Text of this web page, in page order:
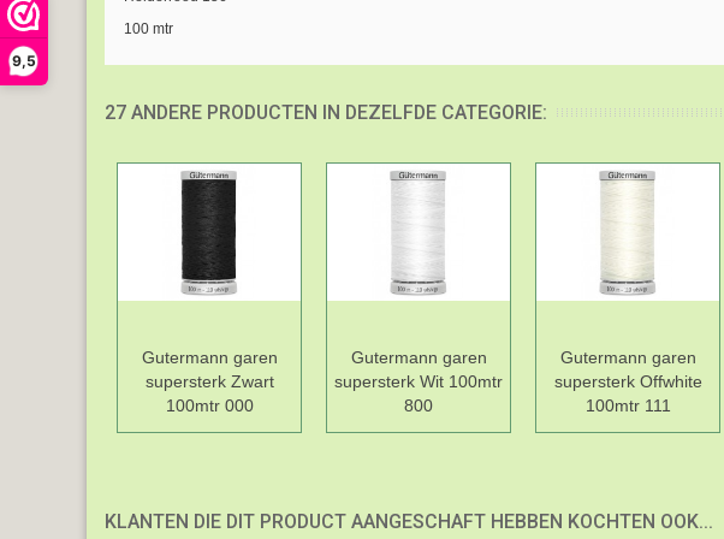
9,5
100 mtr
27 ANDERE PRODUCTEN IN DEZELFDE CATEGORIE:
Gutermann garen
supersterk Zwart
100mtr 000
Gutermann garen
supersterk Wit 100mtr
800
Gutermann garen
supersterk Offwhite
100mtr 111
KLANTEN DIE DIT PRODUCT AANGESCHAFT HEBBEN KOCHTEN OOK...